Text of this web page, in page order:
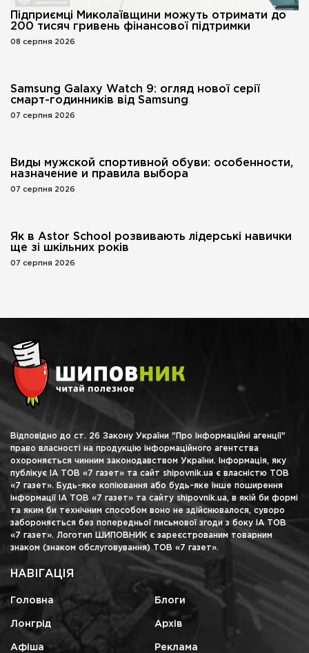
Підприємці Миколаївщини можуть отримати до
200 тисяч гривень фінансової підтримки
08 серпня 2026
Samsung Galaxy Watch 9: огляд нової серії
смарт-годинників від Samsung
07 серпня 2026
Виды мужской спортивной обуви: особенности,
назначение и правила выбора
07 серпня 2026
Як в Astor School розвивають лідерські навички
ще зі шкільних років
07 серпня 2026
Відповідно до ст. 26 Закону України "Про інформаційні агенції"
право власності на продукцію інформаційного агентства
охороняється чинним законодавством України. Інформація, яку
публікує ІА ТОВ «7 газет» та сайт shipovnik.ua є власністю ТОВ
«7 газет». Будь-яке копіювання або будь-яке інше поширення
інформації ІА ТОВ «7 газет» та сайту shipovnik.ua, в якій би формі
та яким би технічним способом воно не здійснювалося, суворо
забороняється без попередньої письмової згоди з боку ІА ТОВ
«7 газет». Логотип ШИПОВНИК є зареєстрованим товарним
знаком (знаком обслуговування) ТОВ «7 газет».
НАВІГАЦІЯ
Головна Блоги
Лонгрід Архів
Афіша Реклама